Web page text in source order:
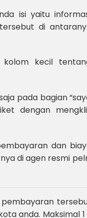
isi yaitu
di
kolom kecil
pada bagian
dengan
dan
di agen resmi
anda. Maksimal 1